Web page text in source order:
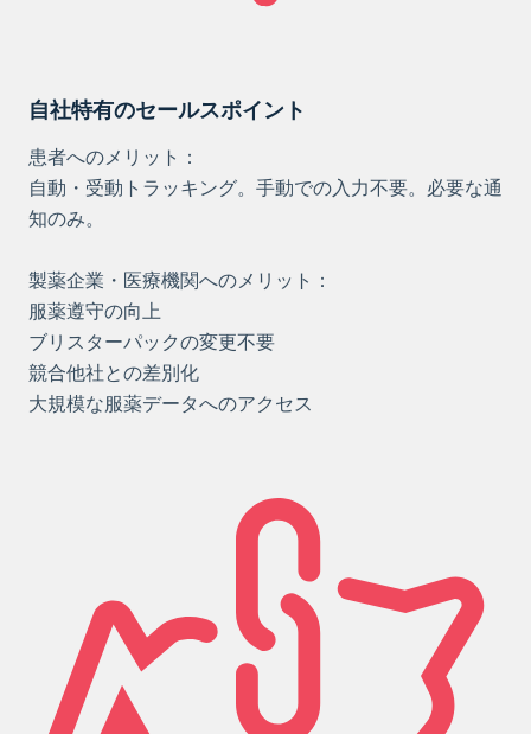
自社特有のセールスポイント
患者へのメリット：
自動・受動トラッキング。手動での入力不要。必要な通
知のみ。
製薬企業・医療機関へのメリット：
服薬遵守の向上
ブリスターパックの変更不要
競合他社との差別化
大規模な服薬データへのアクセス